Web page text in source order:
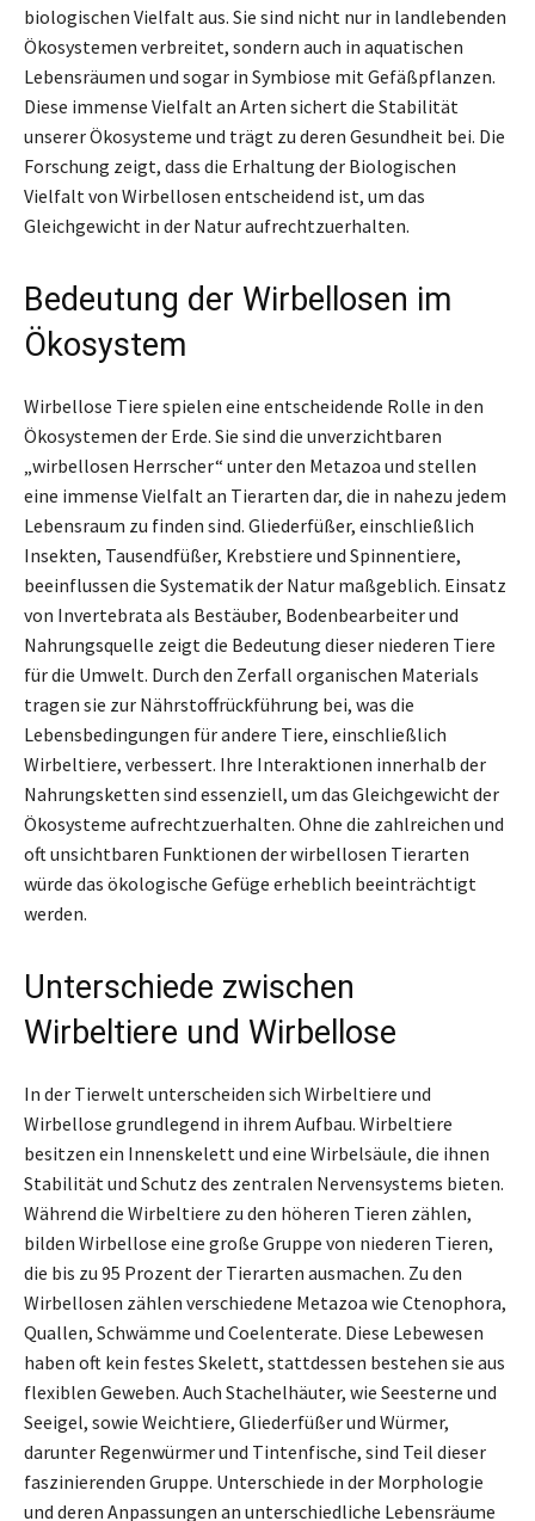
biologischen Vielfalt aus. Sie sind nicht nur in landlebenden
Ökosystemen verbreitet, sondern auch in aquatischen
Lebensräumen und sogar in Symbiose mit Gefäßpflanzen.
Diese immense Vielfalt an Arten sichert die Stabilität
unserer Ökosysteme und trägt zu deren Gesundheit bei. Die
Forschung zeigt, dass die Erhaltung der Biologischen
Vielfalt von Wirbellosen entscheidend ist, um das
Gleichgewicht in der Natur aufrechtzuerhalten.
Bedeutung der Wirbellosen im
Ökosystem
Wirbellose Tiere spielen eine entscheidende Rolle in den
Ökosystemen der Erde. Sie sind die unverzichtbaren
„wirbellosen Herrscher“ unter den Metazoa und stellen
eine immense Vielfalt an Tierarten dar, die in nahezu jedem
Lebensraum zu finden sind. Gliederfüßer, einschließlich
Insekten, Tausendfüßer, Krebstiere und Spinnentiere,
beeinflussen die Systematik der Natur maßgeblich. Einsatz
von Invertebrata als Bestäuber, Bodenbearbeiter und
Nahrungsquelle zeigt die Bedeutung dieser niederen Tiere
für die Umwelt. Durch den Zerfall organischen Materials
tragen sie zur Nährstoffrückführung bei, was die
Lebensbedingungen für andere Tiere, einschließlich
Wirbeltiere, verbessert. Ihre Interaktionen innerhalb der
Nahrungsketten sind essenziell, um das Gleichgewicht der
Ökosysteme aufrechtzuerhalten. Ohne die zahlreichen und
oft unsichtbaren Funktionen der wirbellosen Tierarten
würde das ökologische Gefüge erheblich beeinträchtigt
werden.
Unterschiede zwischen
Wirbeltiere und Wirbellose
In der Tierwelt unterscheiden sich Wirbeltiere und
Wirbellose grundlegend in ihrem Aufbau. Wirbeltiere
besitzen ein Innenskelett und eine Wirbelsäule, die ihnen
Stabilität und Schutz des zentralen Nervensystems bieten.
Während die Wirbeltiere zu den höheren Tieren zählen,
bilden Wirbellose eine große Gruppe von niederen Tieren,
die bis zu 95 Prozent der Tierarten ausmachen. Zu den
Wirbellosen zählen verschiedene Metazoa wie Ctenophora,
Quallen, Schwämme und Coelenterate. Diese Lebewesen
haben oft kein festes Skelett, stattdessen bestehen sie aus
flexiblen Geweben. Auch Stachelhäuter, wie Seesterne und
Seeigel, sowie Weichtiere, Gliederfüßer und Würmer,
darunter Regenwürmer und Tintenfische, sind Teil dieser
faszinierenden Gruppe. Unterschiede in der Morphologie
und deren Anpassungen an unterschiedliche Lebensräume